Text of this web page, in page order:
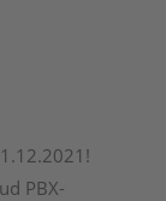
PBX-